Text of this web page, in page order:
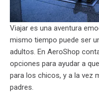
Viajar es una aventura
mismo tiempo puede ser
adultos. En AeroShop
opciones para ayudar a
para los chicos, y a la vez
padres.